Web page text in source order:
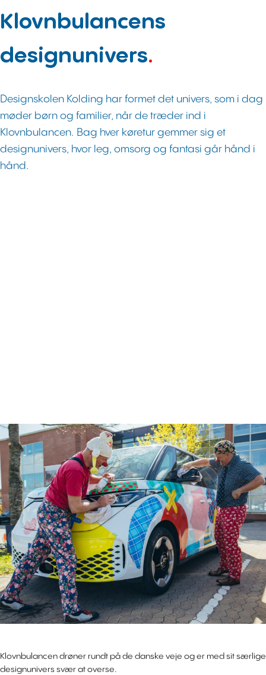
Klovnbulancens
designunivers.
Designskolen Kolding har formet det univers, som i dag
møder børn og familier, når de træder ind i
Klovnbulancen. Bag hver køretur gemmer sig et
designunivers, hvor leg, omsorg og fantasi går hånd i
hånd.
Klovnbulancen drøner rundt på de danske veje og er med sit særlige
designunivers svær at overse.